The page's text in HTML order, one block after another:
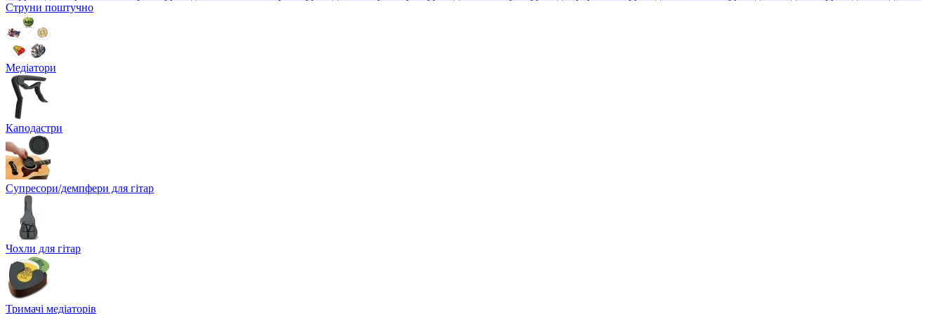
Струни поштучно
Медіатори
Каподастри
Супресори/демпфери для гітар
Чохли для гітар
Тримачі медіаторів